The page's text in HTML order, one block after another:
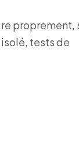
proprement,
tests de